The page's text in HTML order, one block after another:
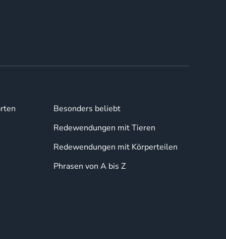
Besonders beliebt
Redewendungen mit Tieren
Redewendungen mit Körperteilen
Phrasen von A bis Z